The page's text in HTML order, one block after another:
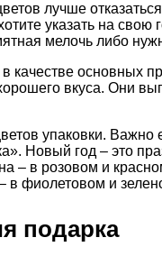
лучше
указать на свою
мелочь либо
в качестве основных
вкуса. Они
упаковки. Важно
Новый год – это
– в розовом и
в фиолетовом и
подарка